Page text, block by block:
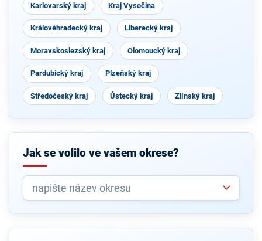
Karlovarský kraj Kraj Vysočina
Královéhradecký kraj Liberecký kraj
Moravskoslezský kraj Olomoucký kraj
Pardubický kraj Plzeňský kraj
Středočeský kraj Ústecký kraj Zlínský kraj
Jak se volilo ve vašem okrese?